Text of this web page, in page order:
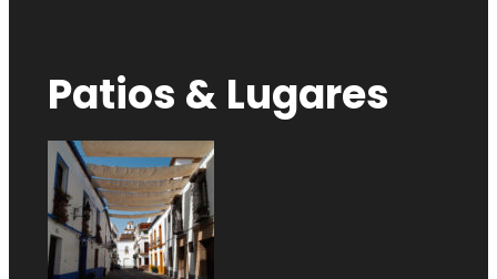
Patios & Lugares